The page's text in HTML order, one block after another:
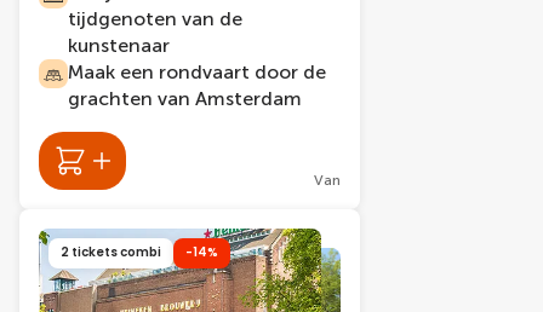
tijdgenoten van de
kunstenaar
Maak een rondvaart door de
grachten van Amsterdam
Van
2 tickets combi -14%